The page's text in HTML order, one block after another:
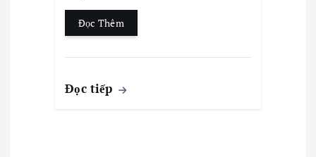
Đọc Thêm
Đọc tiếp